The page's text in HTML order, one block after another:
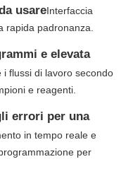
di acidi nucleici
usareInterfaccia
rapida padronanza.
e elevata
i flussi di lavoro secondo
e reagenti.
errori per una
in tempo reale e
per